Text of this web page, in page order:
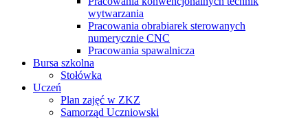
wytwarzania
Pracowania obrabiarek sterowanych
numerycznie CNC
Pracowania spawalnicza
Bursa szkolna
Stołówka
Uczeń
Plan zajęć w ZKZ
Samorząd Uczniowski